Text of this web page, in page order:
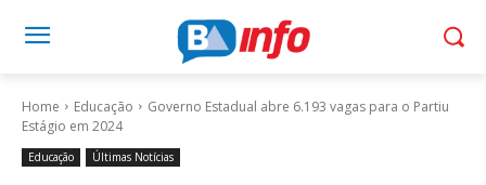
Home Educação
Governo Estadual abre 6.193 vagas para o Partiu
Estágio em 2024
Educação Últimas Notícias